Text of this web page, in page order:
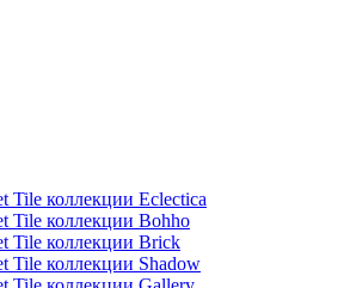
Tile коллекции Eclectica
Tile коллекции Bohho
Tile коллекции Brick
Tile коллекции Shadow